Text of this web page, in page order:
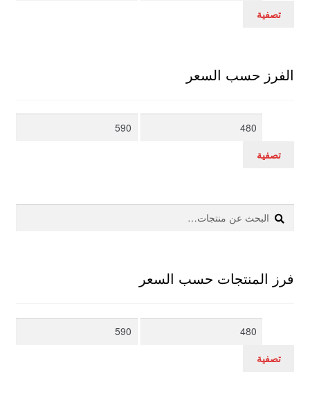
تصفية
الفرز حسب السعر
أدنى
أعلى
تصفية
البحث
عن:
بحث
فرز المنتجات حسب السعر
أدنى
أعلى
تصفية